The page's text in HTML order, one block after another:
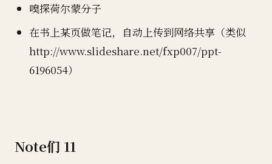
嗅探荷尔蒙分子
在书上某页做笔记，自动上传到网络共享（类似
http://www.slideshare.net/fxp007/ppt-
6196054）
Note们 11